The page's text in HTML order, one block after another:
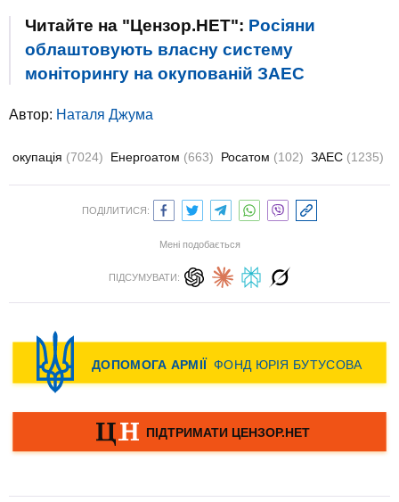
Читайте на "Цензор.НЕТ": Росіяни
облаштовують власну систему
моніторингу на окупованій ЗАЕС
Автор: Наталя Джума
окупація (7024) Енергоатом (663) Росатом (102) ЗАЕС (1235)
ПОДІЛИТИСЯ:
Мені подобається
ПІДСУМУВАТИ: